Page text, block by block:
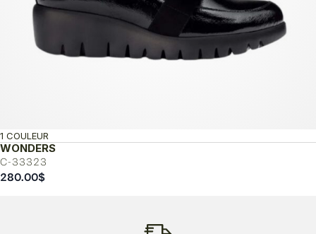
WONDERS
C-33323
1 COULEUR
280.00$